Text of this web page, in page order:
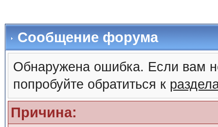
Сообщение форума
Обнаружена ошибка. Если вам
попробуйте обратиться к
Причина: